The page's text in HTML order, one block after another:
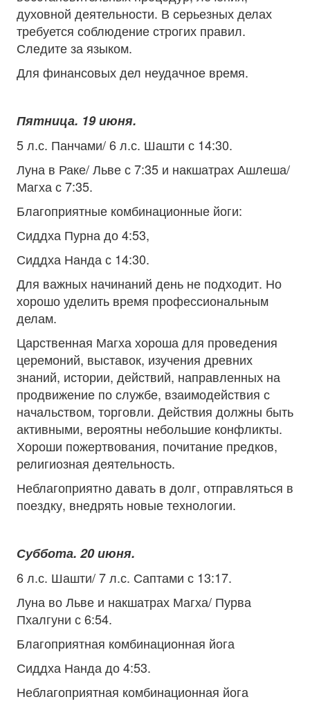
духовной деятельности. В серьезных делах
требуется соблюдение строгих правил.
Следите за языком.
Для финансовых дел неудачное время.
Пятница. 19 июня.
5 л.с. Панчами/ 6 л.с. Шашти с 14:30.
Луна в Раке/ Льве с 7:35 и накшатрах Ашлеша/
Магха с 7:35.
Благоприятные комбинационные йоги:
Сиддха Пурна до 4:53,
Сиддха Нанда с 14:30.
Для важных начинаний день не подходит. Но
хорошо уделить время профессиональным
делам.
Царственная Магха хороша для проведения
церемоний, выставок, изучения древних
знаний, истории, действий, направленных на
продвижение по службе, взаимодействия с
начальством, торговли. Действия должны быть
активными, вероятны небольшие конфликты.
Хороши пожертвования, почитание предков,
религиозная деятельность.
Неблагоприятно давать в долг, отправляться в
поездку, внедрять новые технологии.
Суббота. 20 июня.
6 л.с. Шашти/ 7 л.с. Саптами с 13:17.
Луна во Льве и накшатрах Магха/ Пурва
Пхалгуни с 6:54.
Благоприятная комбинационная йога
Сиддха Нанда до 4:53.
Неблагоприятная комбинационная йога